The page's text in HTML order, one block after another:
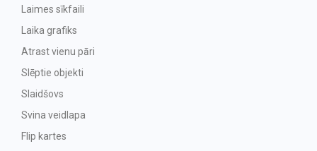
Laimes sīkfaili
Laika grafiks
Atrast vienu pāri
Slēptie objekti
Slaidšovs
Svina veidlapa
Flip kartes